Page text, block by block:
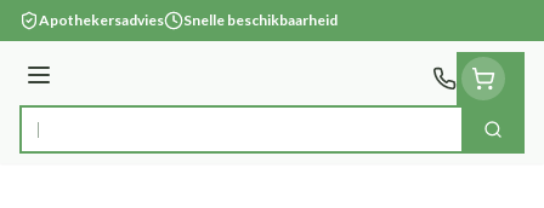
Ga naar de inhoud
Apothekersadvies Snelle beschikbaarheid
Menu
Product, merk, categorie... Zoek